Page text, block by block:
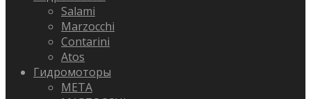
Salami
Marzocchi
Contarini
Atos
Гидромоторы
META